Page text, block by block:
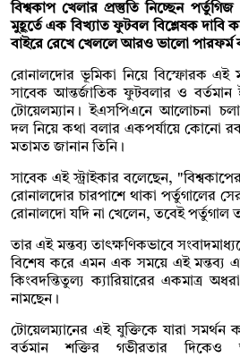
বিশ্বকাপ খেলার প্রস্তুতি নিচ্ছেন
মুহূর্তে এক বিখ্যাত ফুটবল বিশ্লেষক দাবি
বাইরে রেখে খেললে আরও ভালো পারফর্ম
রোনালদোর ভূমিকা নিয়ে বিস্ফোরক এই
সাবেক আন্তর্জাতিক ফুটবলার ও বর্তমান
টোয়েলম্যান। ইএসপিএনে আলোচনা
দল নিয়ে কথা বলার একপর্যায়ে কোনো
মতামত জানান তিনি।
সাবেক এই স্ট্রাইকার বলেছেন,
রোনালদোর চারপাশে থাকা পর্তুগালের
রোনালদো যদি না খেলেন, তবেই পর্তুগাল
তার এই মন্তব্য তাৎক্ষণিকভাবে
বিশেষ করে এমন এক সময়ে এই মন্তব্য
কিংবদন্তিতুল্য ক্যারিয়ারের একমাত্র
নামছেন।
টোয়েলম্যানের এই যুক্তিকে যারা সমর্থন
বর্তমান শক্তির গভীরতার